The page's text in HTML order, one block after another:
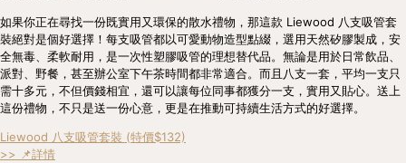
如果你正在尋找一份既實用又環保的散水禮物，那這款 Liewood 八支吸管套
裝絕對是個好選擇！每支吸管都以可愛動物造型點綴，選用天然矽膠製成，安
全無毒、柔軟耐用，是一次性塑膠吸管的理想替代品。無論是用於日常飲品、
派對、野餐，甚至辦公室下午茶時間都非常適合。而且八支一套，平均一支只
需十多元，不但價錢相宜，還可以讓每位同事都獲分一支，實用又貼心。送上
這份禮物，不只是送一份心意，更是在推動可持續生活方式的好選擇。
Liewood 八支吸管套裝 (特價$132)
>> 📌詳情